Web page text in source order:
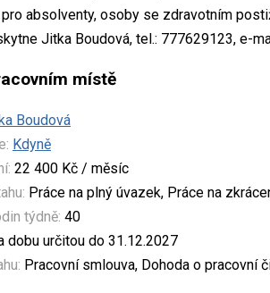
absolventy, osoby se zdravotním
Jitka Boudová, tel.: 777629123, e-
místě
Boudová
Kdyně
22 400 Kč / měsíc
Práce na plný úvazek, Práce na
týdně: 40
dobu určitou do 31.12.2027
Pracovní smlouva, Dohoda o pracovní